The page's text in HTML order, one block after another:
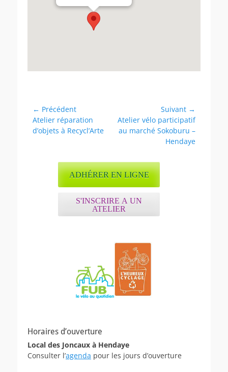
Navigation
de
l’article
← Précédent
Article
précédent :
Atelier réparation
d’objets à Recycl’Arte
Suivant →
Article
suivant :
Atelier vélo participatif
au marché Sokoburu –
Hendaye
ADHÉRER EN LIGNE
S'INSCRIRE A UN
ATELIER
Horaires d’ouverture
Local des Joncaux à Hendaye
Consulter l’agenda pour les jours d’ouverture